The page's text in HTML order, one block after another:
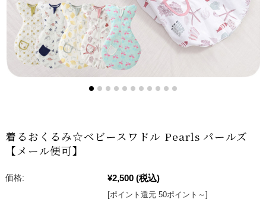
着るおくるみ☆ベビースワドル Pearls パールズ
【メール便可】
価格: ¥2,500 (税込)
[ポイント還元 50ポイント～]